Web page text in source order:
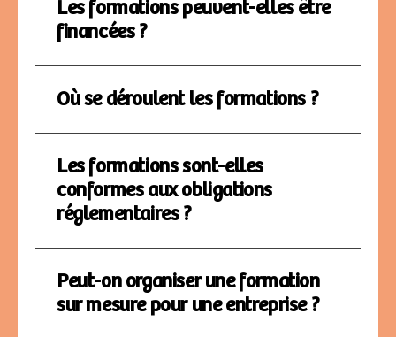
Les formations peuvent-elles être
financées ?
Où se déroulent les formations ?
Les formations sont-elles
conformes aux obligations
réglementaires ?
Peut-on organiser une formation
sur mesure pour une entreprise ?